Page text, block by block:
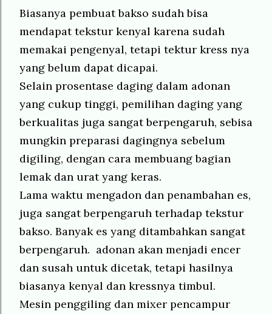
Biasanya pembuat bakso sudah bisa
mendapat tekstur kenyal karena sudah
memakai pengenyal, tetapi tektur kress nya
yang belum dapat dicapai.
Selain prosentase daging dalam adonan
yang cukup tinggi, pemilihan daging yang
berkualitas juga sangat berpengaruh, sebisa
mungkin preparasi dagingnya sebelum
digiling, dengan cara membuang bagian
lemak dan urat yang keras.
Lama waktu mengadon dan penambahan es,
juga sangat berpengaruh terhadap tekstur
bakso. Banyak es yang ditambahkan sangat
berpengaruh. adonan akan menjadi encer
dan susah untuk dicetak, tetapi hasilnya
biasanya kenyal dan kressnya timbul.
Mesin penggiling dan mixer pencampur